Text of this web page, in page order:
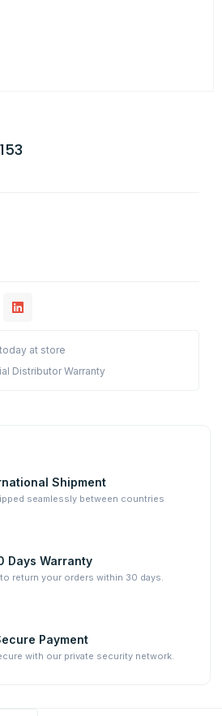
at store
Distributor Warranty
Shipment
seamlessly between countries
Days Warranty
return your orders within 30 days.
Payment
with our private security network.